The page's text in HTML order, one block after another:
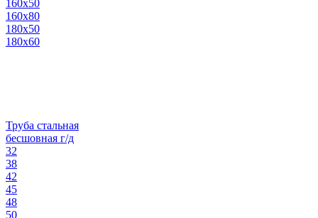
160х50
160х80
180х50
180х60
Труба стальная
бесшовная г/д
32
38
42
45
48
50